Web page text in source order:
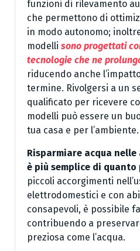
funzioni di rilevamento
che permettono di
in modo autonomo;
modelli sono progettati
tecnologie che ne
riducendo anche
termine. Rivolgersi a un
qualificato per ricevere
modelli può essere un
tua casa e per l’ambiente.
Risparmiare acqua
è più semplice di quanto
piccoli accorgimenti
elettrodomestici e con
consapevoli, è possibile
contribuendo a
preziosa come l’acqua.